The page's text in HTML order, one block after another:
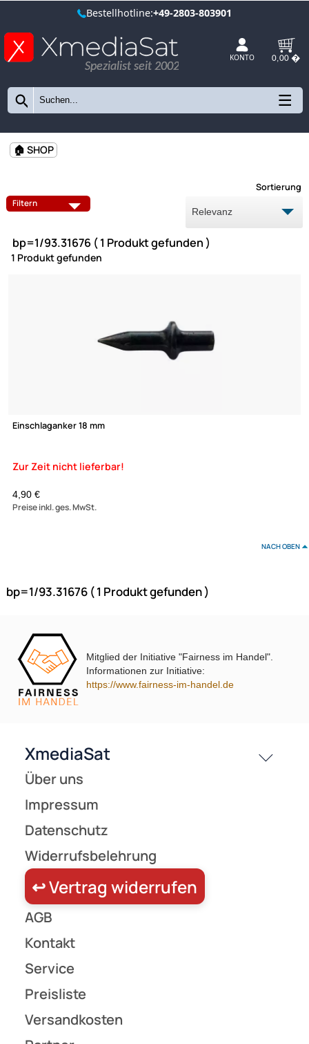
Bestellhotline:+49-2803-803901
Spezialist seit 2002
bp=1/93.31676 ( 1 Produkt gefunden )
Einschlaganker 18 mm
Zur Zeit nicht lieferbar!
bp=1/93.31676 ( 1 Produkt gefunden )
Mitglied der Initiative "Fairness im Handel".
Informationen zur Initiative:
https://www.fairness-im-handel.de
XmediaSat
↩ Vertrag widerrufen
Service
Preisliste
Versandkosten
Partner
Unsere Leistungen